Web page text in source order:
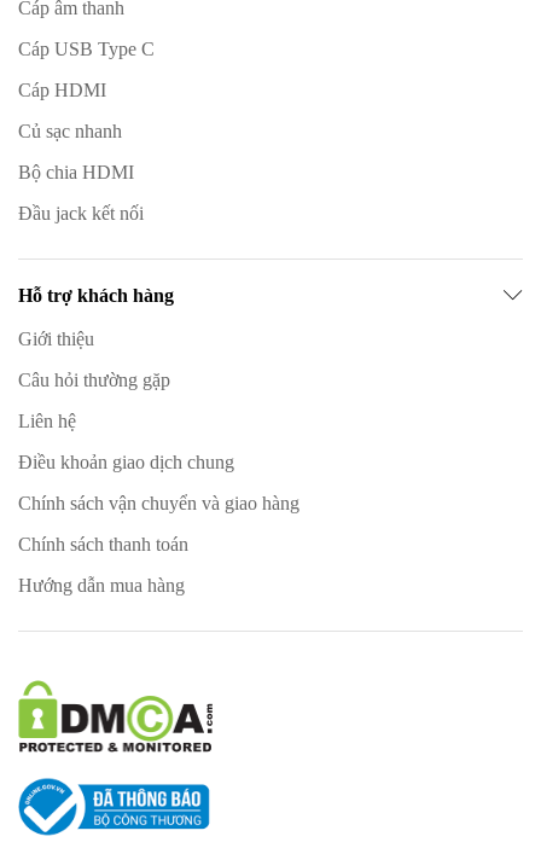
Cáp âm thanh
Cáp USB Type C
Cáp HDMI
Củ sạc nhanh
Bộ chia HDMI
Đầu jack kết nối
Hỗ trợ khách hàng
Giới thiệu
Câu hỏi thường gặp
Liên hệ
Điều khoản giao dịch chung
Chính sách vận chuyển và giao hàng
Chính sách thanh toán
Hướng dẫn mua hàng